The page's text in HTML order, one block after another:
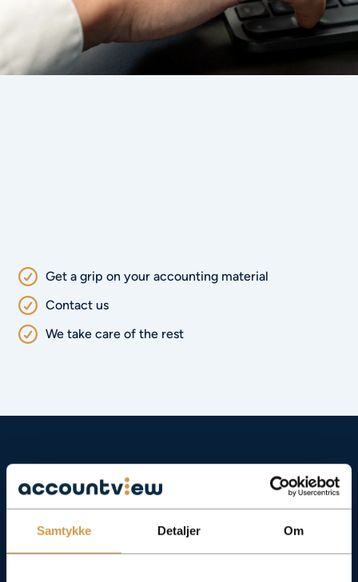
Samtykke Detaljer Om
Get a grip on your accounting material
Contact us
We take care of the rest